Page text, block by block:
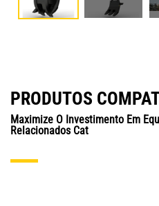
PRODUTOS
Maximize O Investimento Em
Relacionados Cat